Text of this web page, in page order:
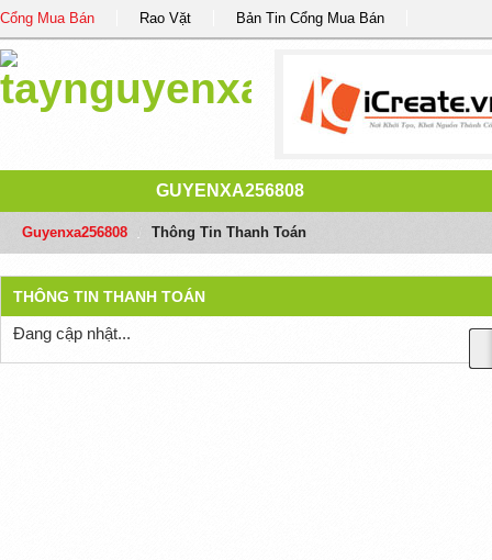
Cổng Mua Bán Rao Vặt Bản Tin Cổng Mua Bán
GUYENXA256808
Guyenxa256808 Thông Tin Thanh Toán
THÔNG TIN THANH TOÁN
Đang cập nhật...